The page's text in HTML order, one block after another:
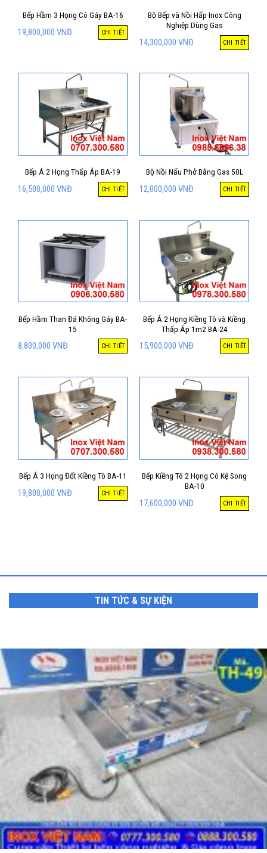
Bếp Hầm 3 Họng Có Gáy BA-16
19,800,000 VNĐ CHI TIẾT
Bộ Bếp và Nồi Hấp Inox Công
Nghiệp Dùng Gas
14,300,000 VNĐ CHI TIẾT
Bếp Á 2 Họng Thấp Áp BA-19
16,500,000 VNĐ CHI TIẾT
Bộ Nồi Nấu Phở Bằng Gas 50L
12,000,000 VNĐ CHI TIẾT
Bếp Hầm Than Đá Không Gáy BA-
15
8,800,000 VNĐ CHI TIẾT
Bếp Á 2 Họng Kiềng Tô và Kiềng
Thấp Áp 1m2 BA-24
15,900,000 VNĐ CHI TIẾT
Bếp Á 3 Họng Đốt Kiềng Tô BA-11
19,800,000 VNĐ CHI TIẾT
Bếp Kiềng Tô 2 Họng Có Kệ Song
BA-10
17,600,000 VNĐ CHI TIẾT
TIN TỨC & SỰ KIỆN